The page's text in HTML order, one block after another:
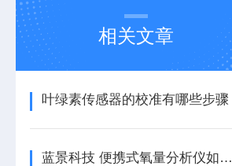
相关文章
叶绿素传感器的校准有哪些步骤
蓝景科技 便携式氧量分析仪如何实现检测数据可追溯？自动存储与管理价值